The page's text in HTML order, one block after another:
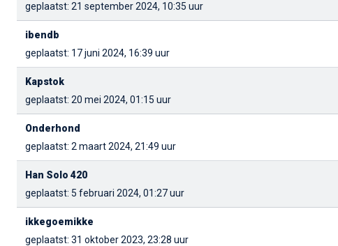
geplaatst: 21 september 2024, 10:35 uur
ibendb
geplaatst: 17 juni 2024, 16:39 uur
Kapstok
geplaatst: 20 mei 2024, 01:15 uur
Onderhond
geplaatst: 2 maart 2024, 21:49 uur
Han Solo 420
geplaatst: 5 februari 2024, 01:27 uur
ikkegoemikke
geplaatst: 31 oktober 2023, 23:28 uur